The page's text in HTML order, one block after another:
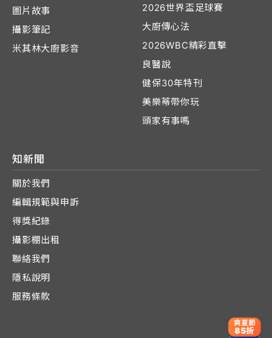
圖片故事
攝影筆記
米其林大廚影音
2026世界盃足球賽
大廚傳心法
2026WBC精彩直擊
良醫說
健保30年特刊
美樂蒂帶你玩
頭家有事嗎
知新聞
關於我們
編輯規範與申訴
得獎紀錄
攝影棚出租
聯絡我們
隱私說明
服務條款
爽夏節
85折